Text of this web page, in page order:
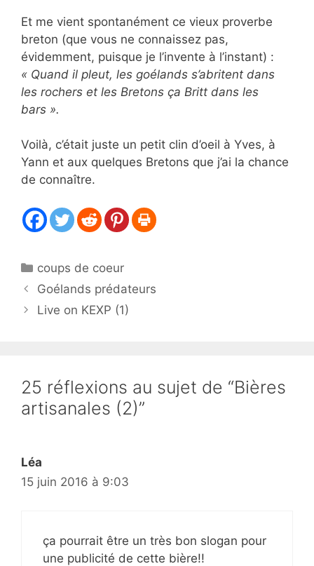
Et me vient spontanément ce vieux proverbe
breton (que vous ne connaissez pas,
évidemment, puisque je l’invente à l’instant) :
« Quand il pleut, les goélands s’abritent dans
les rochers et les Bretons ça Britt dans les
bars ».
Voilà, c’était juste un petit clin d’oeil à Yves, à
Yann et aux quelques Bretons que j’ai la chance
de connaître.
Catégories
coups de coeur
Goélands prédateurs
Live on KEXP (1)
25 réflexions au sujet de “Bières
artisanales (2)”
Léa
15 juin 2016 à 9:03
ça pourrait être un très bon slogan pour
une publicité de cette bière!!